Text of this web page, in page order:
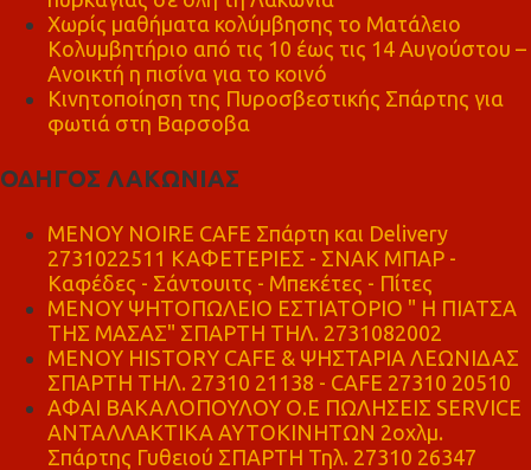
Χωρίς μαθήματα κολύμβησης το Ματάλειο
Κολυμβητήριο από τις 10 έως τις 14 Αυγούστου –
Ανοικτή η πισίνα για το κοινό
Κινητοποίηση της Πυροσβεστικής Σπάρτης για
φωτιά στη Βαρσοβα
ΟΔΗΓΟΣ ΛΑΚΩΝΙΑΣ
MENOY NOIRE CAFE Σπάρτη και Delivery
2731022511 ΚΑΦΕΤΕΡΙΕΣ - ΣΝΑΚ ΜΠΑΡ -
Καφέδες - Σάντουιτς - Μπεκέτες - Πίτες
ΜΕΝΟΥ ΨΗΤΟΠΩΛΕΙΟ ΕΣΤΙΑΤΟΡΙΟ " Η ΠΙΑΤΣΑ
ΤΗΣ ΜΑΣΑΣ" ΣΠΑΡΤΗ ΤΗΛ. 2731082002
ΜΕΝΟΥ HISTORY CAFE & ΨΗΣΤΑΡΙΑ ΛΕΩΝΙΔΑΣ
ΣΠΑΡΤΗ ΤΗΛ. 27310 21138 - CAFE 27310 20510
ΑΦΑΙ ΒΑΚΑΛΟΠΟΥΛΟΥ Ο.Ε ΠΩΛΗΣΕΙΣ SERVICE
ΑΝΤΑΛΛΑΚΤΙΚΑ ΑΥΤΟΚΙΝΗΤΩΝ 2οχλμ.
Σπάρτης Γυθειού ΣΠΑΡΤΗ Τηλ. 27310 26347